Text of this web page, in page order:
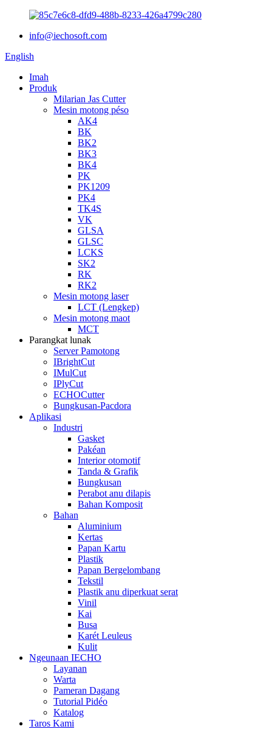
info@iechosoft.com
English
Imah
Produk
Milarian Jas Cutter
Mesin motong péso
AK4
BK
BK2
BK3
BK4
PK
PK1209
PK4
TK4S
VK
GLSA
GLSC
LCKS
SK2
RK
RK2
Mesin motong laser
LCT (Lengkep)
Mesin motong maot
MCT
Parangkat lunak
Server Pamotong
IBrightCut
IMulCut
IPlyCut
ECHOCutter
Bungkusan-Pacdora
Aplikasi
Industri
Gasket
Pakéan
Interior otomotif
Tanda & Grafik
Bungkusan
Perabot anu dilapis
Bahan Komposit
Bahan
Aluminium
Kertas
Papan Kartu
Plastik
Papan Bergelombang
Tekstil
Plastik anu diperkuat serat
Vinil
Kai
Busa
Karét Leuleus
Kulit
Ngeunaan IECHO
Layanan
Warta
Pameran Dagang
Tutorial Pidéo
Katalog
Taros Kami